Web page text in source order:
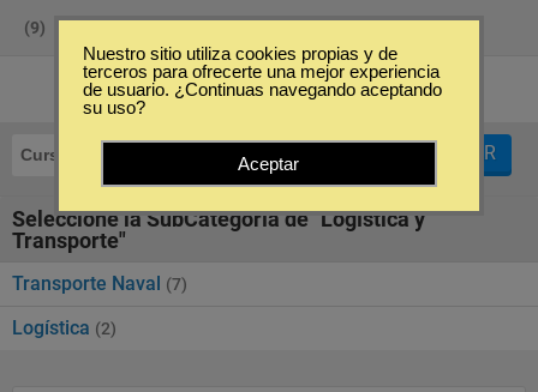
(9)
Cursos Logística y Transporte FILTRAR
Seleccione la SubCategoría de "Logística y
Transporte"
Transporte Naval (7)
Logística (2)
Nuestro sitio utiliza cookies propias y de
terceros para ofrecerte una mejor experiencia
de usuario. ¿Continuas navegando aceptando
su uso?
Aceptar